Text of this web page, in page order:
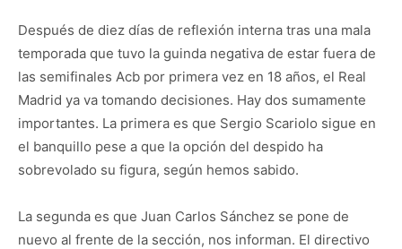
Después de diez días de reflexión interna tras una mala
temporada que tuvo la guinda negativa de estar fuera de
las semifinales Acb por primera vez en 18 años, el Real
Madrid ya va tomando decisiones. Hay dos sumamente
importantes. La primera es que Sergio Scariolo sigue en
el banquillo pese a que la opción del despido ha
sobrevolado su figura, según hemos sabido.
La segunda es que Juan Carlos Sánchez se pone de
nuevo al frente de la sección, nos informan. El directivo